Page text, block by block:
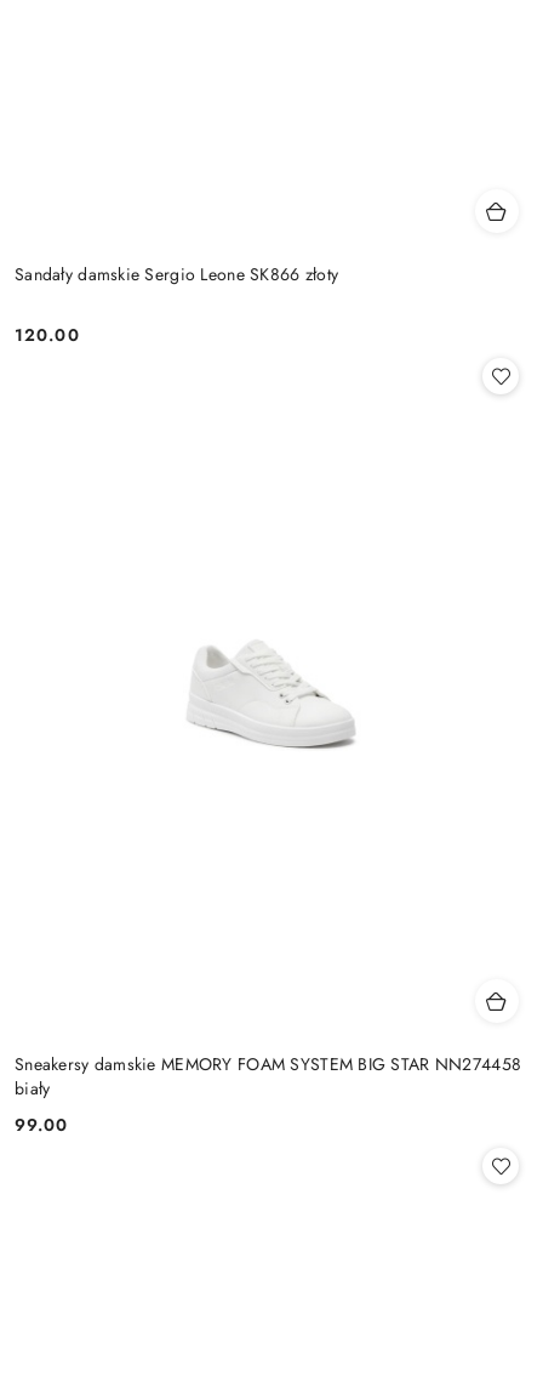
Sandały damskie Sergio Leone SK866 złoty
Cena:
120.00
Sneakersy damskie MEMORY FOAM SYSTEM BIG STAR NN274458
biały
Cena:
99.00